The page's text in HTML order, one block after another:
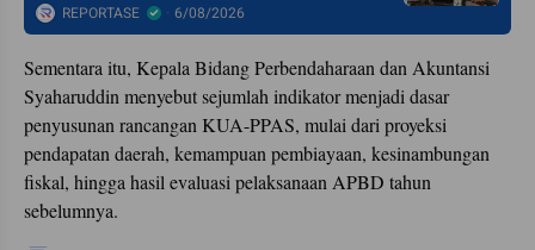
REPORTASE 6/08/2026
Sementara itu, Kepala Bidang Perbendaharaan dan Akuntansi
Syaharuddin menyebut sejumlah indikator menjadi dasar
penyusunan rancangan KUA-PPAS, mulai dari proyeksi
pendapatan daerah, kemampuan pembiayaan, kesinambungan
fiskal, hingga hasil evaluasi pelaksanaan APBD tahun
sebelumnya.